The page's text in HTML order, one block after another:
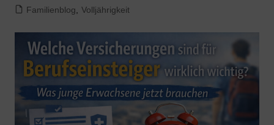
Familienblog
Volljährigkeit